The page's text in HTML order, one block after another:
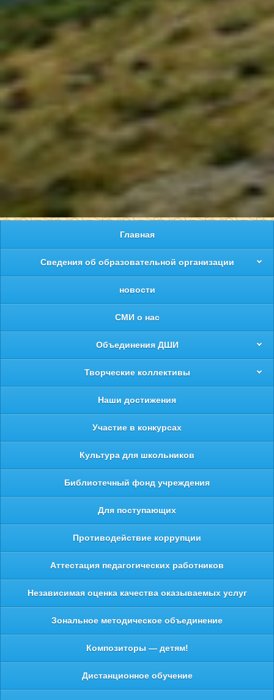
Главная
Сведения об образовательной организации
новости
СМИ о нас
Объединения ДШИ
Творческие коллективы
Наши достижения
Участие в конкурсах
Культура для школьников
Библиотечный фонд учреждения
Для поступающих
Противодействие коррупции
Аттестация педагогических работников
Независимая оценка качества оказываемых услуг
Зональное методическое объединение
Композиторы — детям!
Дистанционное обучение